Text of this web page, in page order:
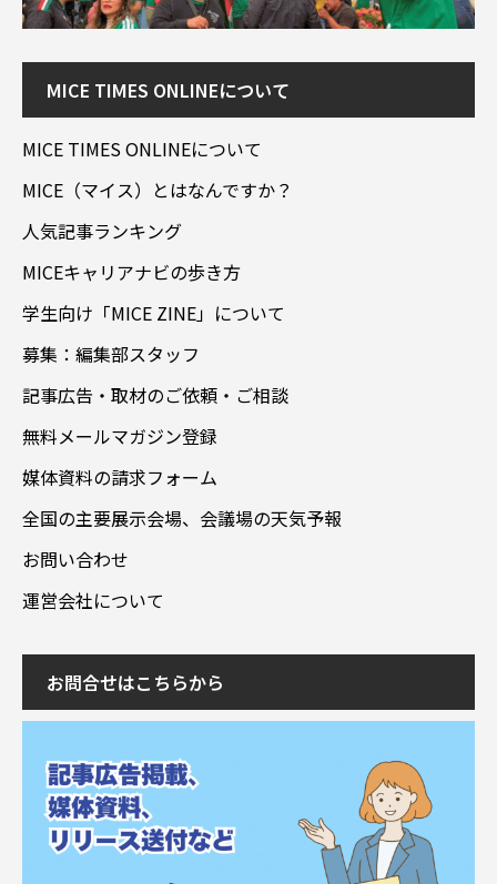
MICE TIMES ONLINEについて
MICE TIMES ONLINEについて
MICE（マイス）とはなんですか？
人気記事ランキング
MICEキャリアナビの歩き方
学生向け「MICE ZINE」について
募集：編集部スタッフ
記事広告・取材のご依頼・ご相談
無料メールマガジン登録
媒体資料の請求フォーム
全国の主要展示会場、会議場の天気予報
お問い合わせ
運営会社について
お問合せはこちらから